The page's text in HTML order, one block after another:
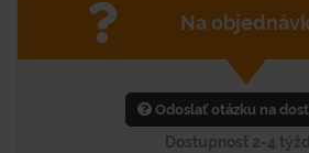
Na
Odoslať otázku na
Dostupnosť 2-4